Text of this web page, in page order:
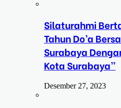
Silaturahmi
Tahun Do’a
Surabaya
Kota Surabaya”
Desember 27, 2023